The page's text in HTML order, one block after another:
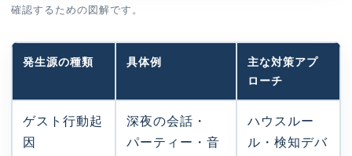
確認するための図解です。
発生源の種類 具体例
主な対策アプ
ローチ
ゲスト行動起
因
深夜の会話・
パーティー・音
ハウスルー
ル・検知デバ